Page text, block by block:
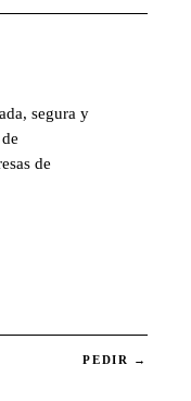
segura y
de
PEDIR →